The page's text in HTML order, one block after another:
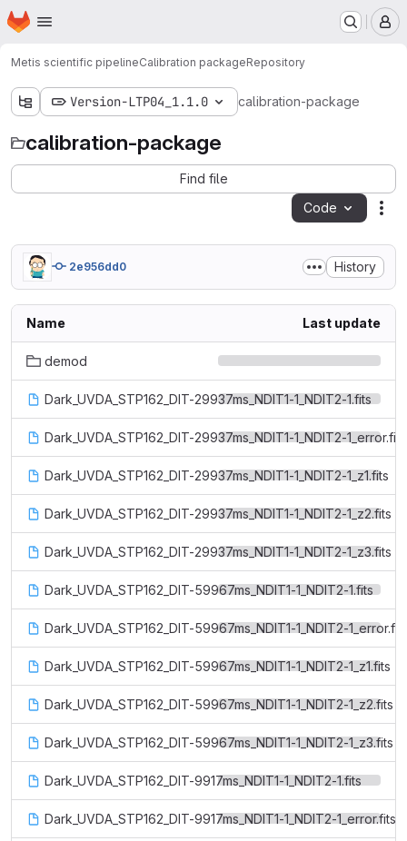
Skip to main content
Homepage
Metis scientific pipelineCalibration packageRepository
Version-LTP04_1.1.0 calibration-package
calibration-package
Find file
Code
2e956dd0 History
Name Last update
demod
Dark_UVDA_STP162_DIT-29937ms_NDIT1-1_NDIT2-1.fits
Dark_UVDA_STP162_DIT-29937ms_NDIT1-1_NDIT2-1_error.fits
Dark_UVDA_STP162_DIT-29937ms_NDIT1-1_NDIT2-1_z1.fits
Dark_UVDA_STP162_DIT-29937ms_NDIT1-1_NDIT2-1_z2.fits
Dark_UVDA_STP162_DIT-29937ms_NDIT1-1_NDIT2-1_z3.fits
Dark_UVDA_STP162_DIT-59967ms_NDIT1-1_NDIT2-1.fits
Dark_UVDA_STP162_DIT-59967ms_NDIT1-1_NDIT2-1_error.fits
Dark_UVDA_STP162_DIT-59967ms_NDIT1-1_NDIT2-1_z1.fits
Dark_UVDA_STP162_DIT-59967ms_NDIT1-1_NDIT2-1_z2.fits
Dark_UVDA_STP162_DIT-59967ms_NDIT1-1_NDIT2-1_z3.fits
Dark_UVDA_STP162_DIT-9917ms_NDIT1-1_NDIT2-1.fits
Dark_UVDA_STP162_DIT-9917ms_NDIT1-1_NDIT2-1_error.fits